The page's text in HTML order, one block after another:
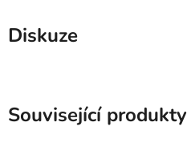
Diskuze
Související produkty